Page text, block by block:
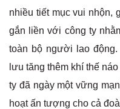
nhiều tiết mục vui nhộn,
gắn liền với công ty
toàn bộ người lao
lưu tăng thêm khí thế
ty đã ngày một vững
hoạt ấn tượng cho cả